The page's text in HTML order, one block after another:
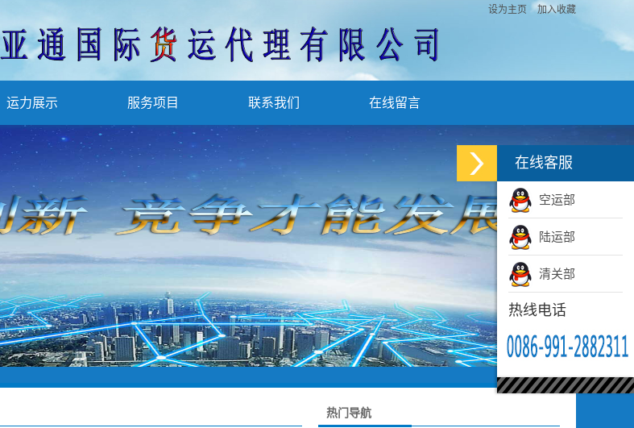
设为主页 加入收藏
运力展示 服务项目 联系我们 在线留言
热门导航
在线客服
空运部
陆运部
清关部
热线电话